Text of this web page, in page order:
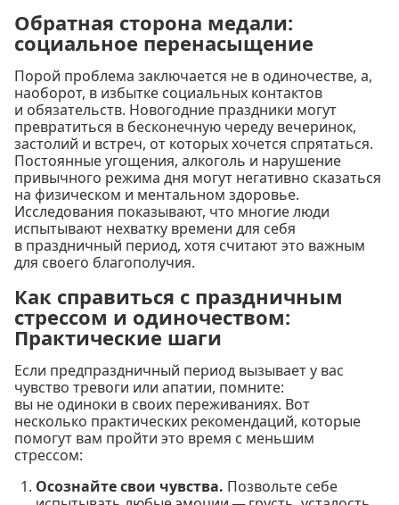
Обратная сторона медали:
социальное перенасыщение
Порой проблема заключается не в одиночестве, а,
наоборот, в избытке социальных контактов
и обязательств. Новогодние праздники могут
превратиться в бесконечную череду вечеринок,
застолий и встреч, от которых хочется спрятаться.
Постоянные угощения, алкоголь и нарушение
привычного режима дня могут негативно сказаться
на физическом и ментальном здоровье.
Исследования показывают, что многие люди
испытывают нехватку времени для себя
в праздничный период, хотя считают это важным
для своего благополучия.
Как справиться с праздничным
стрессом и одиночеством:
Практические шаги
Если предпраздничный период вызывает у вас
чувство тревоги или апатии, помните:
вы не одиноки в своих переживаниях. Вот
несколько практических рекомендаций, которые
помогут вам пройти это время с меньшим
стрессом:
Осознайте свои чувства. Позвольте себе